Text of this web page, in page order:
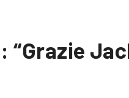
“Grazie